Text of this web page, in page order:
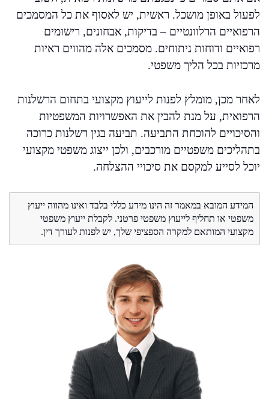
לפעול באופן מושכל. ראשית, יש לאסוף את כל המסמכים
הרפואיים הרלוונטיים – בדיקות, אבחונים, רישומים
רפואיים ודוחות ניתוחים. מסמכים אלה מהווים ראיות
מרכזיות בכל הליך משפטי.
לאחר מכן, מומלץ לפנות לייעוץ מקצועי בתחום הרשלנות
הרפואית, על מנת להבין את האפשרויות המשפטיות
והסיכויים להוכחת התביעה. תביעה בגין רשלנות כרוכה
בתהליכים משפטיים מורכבים, ולכן ייצוג משפטי מקצועי
יוכל לסייע למקסם את סיכויי ההצלחה.
המידע המובא במאמר זה הינו מידע כללי בלבד ואינו מהווה ייעוץ
משפטי או תחליף לייעוץ משפטי פרטני. לקבלת ייעוץ משפטי
מקצועי המותאם למקרה הספציפי שלך, יש לפנות לעורך דין.